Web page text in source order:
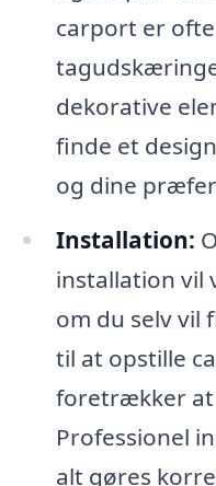
carport er
dekorative
finde et
og dine
Installation:
installation vil
om du selv vil
til at opstille
foretrækker at
Professionel
alt gøres